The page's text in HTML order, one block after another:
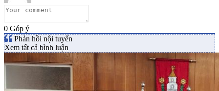
0 Góp ý
Phản hồi nội tuyến
Xem tất cả bình luận